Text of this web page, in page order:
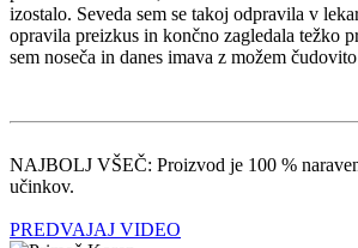
izostalo. Seveda sem se takoj odpravila v
opravila preizkus in končno zagledala težko
sem noseča in danes imava z možem
NAJBOLJ VŠEČ: Proizvod je 100 %
učinkov.
PREDVAJAJ VIDEO